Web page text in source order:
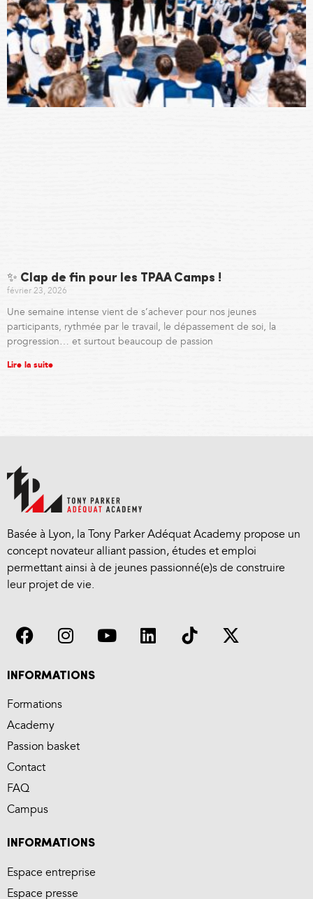
✨ Clap de fin pour les TPAA Camps !
février 23, 2026
Une semaine intense vient de s’achever pour nos jeunes
participants, rythmée par le travail, le dépassement de soi, la
progression… et surtout beaucoup de passion
Lire la suite
Basée à Lyon, la Tony Parker Adéquat Academy propose un
concept novateur alliant passion, études et emploi
permettant ainsi à de jeunes passionné(e)s de construire
leur projet de vie.
INFORMATIONS
Formations
Academy
Passion basket
Contact
FAQ
Campus
INFORMATIONS
Espace entreprise
Espace presse